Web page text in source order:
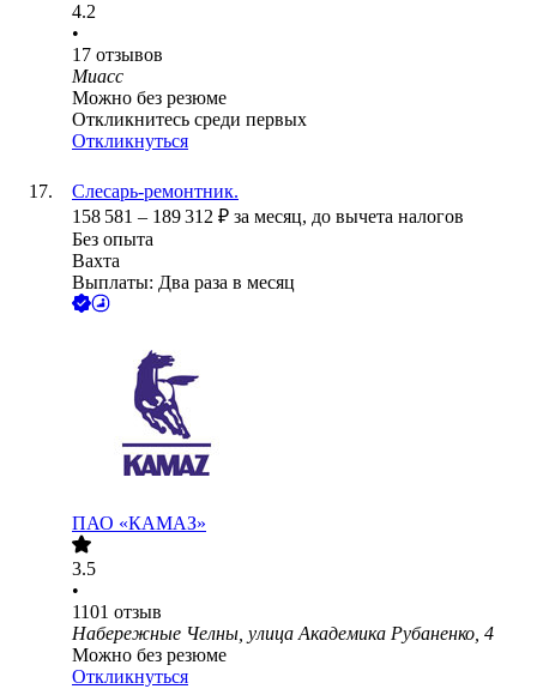
4.2
•
17 отзывов
Миасс
Можно без резюме
Откликнитесь среди первых
Откликнуться
Слесарь-ремонтник.
158 581 – 189 312 ₽ за месяц, до вычета налогов
Без опыта
Вахта
Выплаты: Два раза в месяц
ПАО «КАМАЗ»
3.5
•
1101 отзыв
Набережные Челны, улица Академика Рубаненко, 4
Можно без резюме
Откликнуться